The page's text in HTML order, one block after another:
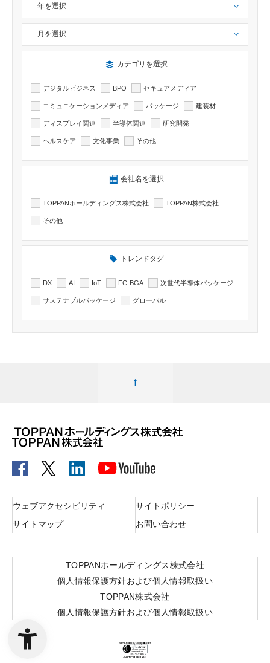
年を選択
月を選択
検索したい記事のカテゴリーを選択出来ます
カテゴリを選択
デジタルビジネス BPO セキュアメディア
コミュニケーションメディア パッケージ 建装材
ディスプレイ関連 半導体関連 研究開発
ヘルスケア 文化事業 その他
検索したい記事の会社名を選択出来ます
会社名を選択
TOPPANホールディングス株式会社 TOPPAN株式会社
その他
トレンドタグ
DX AI IoT FC-BGA 次世代半導体パッケージ
サステナブルパッケージ グローバル
ウェブアクセシビリティ
サイトポリシー
サイトマップ
お問い合わせ
TOPPANホールディングス株式会社
個人情報保護方針および個人情報取扱い
TOPPAN株式会社
個人情報保護方針および個人情報取扱い